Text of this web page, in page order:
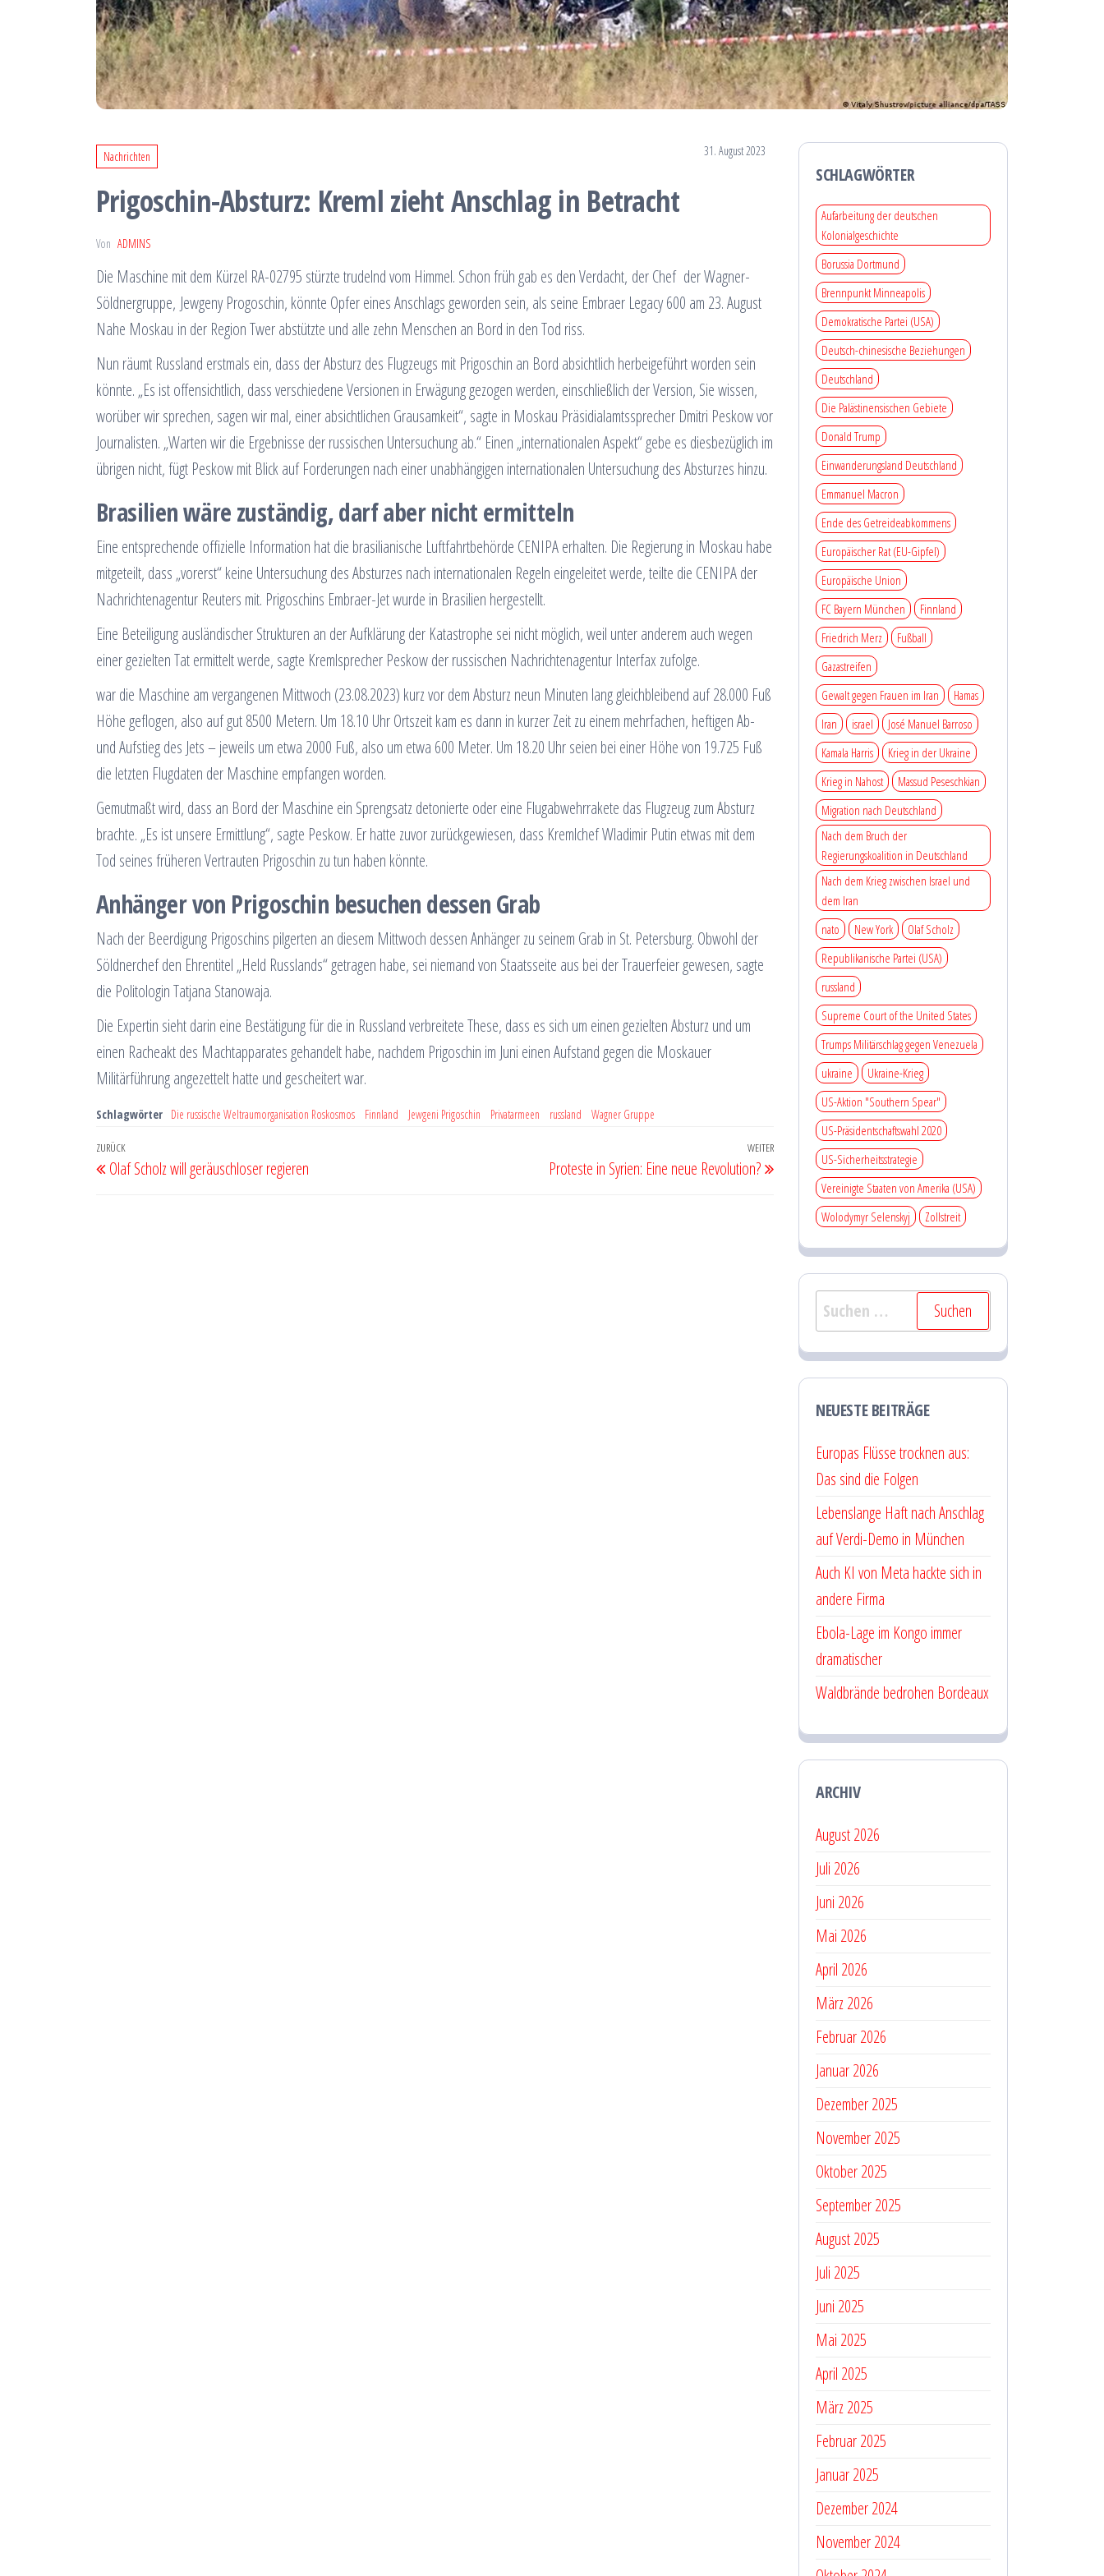
Nachrichten 31. August 2023
Prigoschin-Absturz: Kreml zieht Anschlag in Betracht
Von ADMINS
Die Maschine mit dem Kürzel RA-02795 stürzte trudelnd vom Himmel. Schon früh gab es den Verdacht, der Chef der Wagner-
Söldnergruppe, Jewgeny Progoschin, könnte Opfer eines Anschlags geworden sein, als seine Embraer Legacy 600 am 23. August
Nahe Moskau in der Region Twer abstützte und alle zehn Menschen an Bord in den Tod riss.
Nun räumt Russland erstmals ein, dass der Absturz des Flugzeugs mit Prigoschin an Bord absichtlich herbeigeführt worden sein
könnte. „Es ist offensichtlich, dass verschiedene Versionen in Erwägung gezogen werden, einschließlich der Version, Sie wissen,
worüber wir sprechen, sagen wir mal, einer absichtlichen Grausamkeit“, sagte in Moskau Präsidialamtssprecher Dmitri Peskow vor
Journalisten. „Warten wir die Ergebnisse der russischen Untersuchung ab.“ Einen „internationalen Aspekt“ gebe es diesbezüglich im
übrigen nicht, fügt Peskow mit Blick auf Forderungen nach einer unabhängigen internationalen Untersuchung des Absturzes hinzu.
Brasilien wäre zuständig, darf aber nicht ermitteln
Eine entsprechende offizielle Information hat die brasilianische Luftfahrtbehörde CENIPA erhalten. Die Regierung in Moskau habe
mitgeteilt, dass „vorerst“ keine Untersuchung des Absturzes nach internationalen Regeln eingeleitet werde, teilte die CENIPA der
Nachrichtenagentur Reuters mit. Prigoschins Embraer-Jet wurde in Brasilien hergestellt.
Eine Beteiligung ausländischer Strukturen an der Aufklärung der Katastrophe sei nicht möglich, weil unter anderem auch wegen
einer gezielten Tat ermittelt werde, sagte Kremlsprecher Peskow der russischen Nachrichtenagentur Interfax zufolge.
war die Maschine am vergangenen Mittwoch (23.08.2023) kurz vor dem Absturz neun Minuten lang gleichbleibend auf 28.000 Fuß
Höhe geflogen, also auf gut 8500 Metern. Um 18.10 Uhr Ortszeit kam es dann in kurzer Zeit zu einem mehrfachen, heftigen Ab-
und Aufstieg des Jets – jeweils um etwa 2000 Fuß, also um etwa 600 Meter. Um 18.20 Uhr seien bei einer Höhe von 19.725 Fuß
die letzten Flugdaten der Maschine empfangen worden.
Gemutmaßt wird, dass an Bord der Maschine ein Sprengsatz detonierte oder eine Flugabwehrrakete das Flugzeug zum Absturz
brachte. „Es ist unsere Ermittlung“, sagte Peskow. Er hatte zuvor zurückgewiesen, dass Kremlchef Wladimir Putin etwas mit dem
Tod seines früheren Vertrauten Prigoschin zu tun haben könnte.
Anhänger von Prigoschin besuchen dessen Grab
Nach der Beerdigung Prigoschins pilgerten an diesem Mittwoch dessen Anhänger zu seinem Grab in St. Petersburg. Obwohl der
Söldnerchef den Ehrentitel „Held Russlands“ getragen habe, sei niemand von Staatsseite aus bei der Trauerfeier gewesen, sagte
die Politologin Tatjana Stanowaja.
Die Expertin sieht darin eine Bestätigung für die in Russland verbreitete These, dass es sich um einen gezielten Absturz und um
einen Racheakt des Machtapparates gehandelt habe, nachdem Prigoschin im Juni einen Aufstand gegen die Moskauer
Militärführung angezettelt hatte und gescheitert war.
Schlagwörter Die russische Weltraumorganisation Roskosmos Finnland Jewgeni Prigoschin Privatarmeen russland Wagner Gruppe
Beitragsnavigation
Vorheriger
Beitrag
ZURÜCK
Olaf Scholz will geräuschloser regieren
Nächster
Beitrag
WEITER
Proteste in Syrien: Eine neue Revolution?
SCHLAGWÖRTER
Aufarbeitung der deutschen
Kolonialgeschichte
Borussia Dortmund
Brennpunkt Minneapolis
Demokratische Partei (USA)
Deutsch-chinesische Beziehungen
Deutschland
Die Palästinensischen Gebiete
Donald Trump
Einwanderungsland Deutschland
Emmanuel Macron
Ende des Getreideabkommens
Europäischer Rat (EU-Gipfel)
Europäische Union
FC Bayern München
Finnland
Friedrich Merz
Fußball
Gazastreifen
Gewalt gegen Frauen im Iran
Hamas
Iran
israel
José Manuel Barroso
Kamala Harris
Krieg in der Ukraine
Krieg in Nahost
Massud Peseschkian
Migration nach Deutschland
Nach dem Bruch der
Regierungskoalition in Deutschland
Nach dem Krieg zwischen Israel und
dem Iran
nato
New York
Olaf Scholz
Republikanische Partei (USA)
russland
Supreme Court of the United States
Trumps Militärschlag gegen Venezuela
ukraine
Ukraine-Krieg
US-Aktion "Southern Spear"
US-Präsidentschaftswahl 2020
US-Sicherheitsstrategie
Vereinigte Staaten von Amerika (USA)
Wolodymyr Selenskyj
Zollstreit
Suchen
nach:
NEUESTE BEITRÄGE
Europas Flüsse trocknen aus:
Das sind die Folgen
Lebenslange Haft nach Anschlag
auf Verdi-Demo in München
Auch KI von Meta hackte sich in
andere Firma
Ebola-Lage im Kongo immer
dramatischer
Waldbrände bedrohen Bordeaux
ARCHIV
August 2026
Juli 2026
Juni 2026
Mai 2026
April 2026
März 2026
Februar 2026
Januar 2026
Dezember 2025
November 2025
Oktober 2025
September 2025
August 2025
Juli 2025
Juni 2025
Mai 2025
April 2025
März 2025
Februar 2025
Januar 2025
Dezember 2024
November 2024